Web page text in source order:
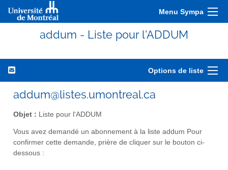
Menu Sympa
addum - Liste pour l'ADDUM
Options de liste
addum@listes.umontreal.ca
Objet : Liste pour l'ADDUM
Vous avez demandé un abonnement à la liste addum Pour
confirmer cette demande, prière de cliquer sur le bouton ci-
dessous :